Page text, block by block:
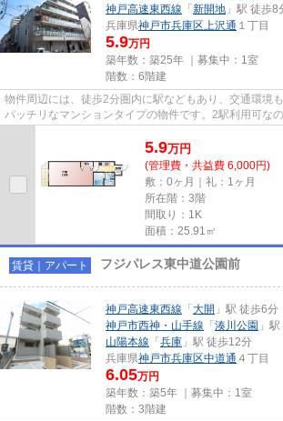
神戸高速東西線 「 新開地 」駅 徒歩8
兵庫県神戸市兵庫区上沢通 １丁目
5.9万円
築年数：築25年 ｜募集中： 1室
階数：6階建
物件周辺には、徒歩2分圏内に駅などもあり、交通環境
バッチリなマンションタイプの物件です。2駅利用可な
5.9万円
(管理費・共益費 6,000円)
敷：0ヶ月｜礼：1ヶ月
所在階：3階
間取り：1K
面積：25.91㎡
賃貸｜アパート フジパレス東中道公園前
神戸高速東西線 「 大開 」駅 徒歩6分
神戸市西神・山手線 「 湊川公園 」
山陽本線 「 兵庫 」駅 徒歩12分
兵庫県神戸市兵庫区中道通 ４丁目
6.05万円
築年数：築5年 ｜募集中： 1室
階数：3階建